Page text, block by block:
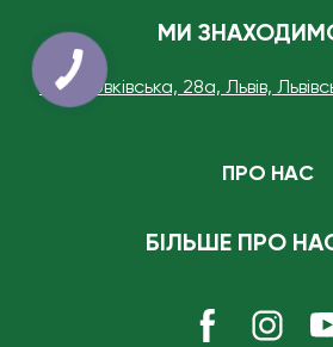
МИ
вул. Жовківська, 28а, Львів,
ПРО НАС
БІЛЬШЕ ПРО